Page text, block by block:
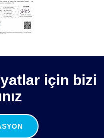
için bizi